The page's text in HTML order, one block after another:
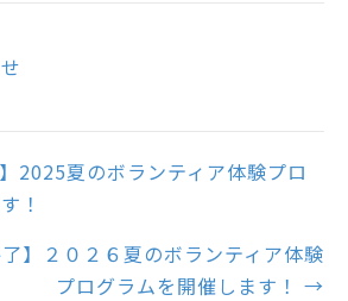
2025夏のボランティア体験プロ
！
了】２０２６夏のボランティア体験
プログラムを開催します！ →